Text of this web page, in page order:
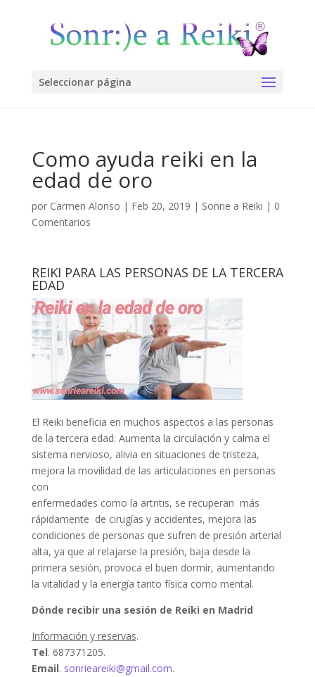
Seleccionar página
Como ayuda reiki en la
edad de oro
por Carmen Alonso | Feb 20, 2019 | Sonrie a Reiki | 0
Comentarios
REIKI PARA LAS PERSONAS DE LA TERCERA
EDAD
El Reiki beneficia en muchos aspectos a las personas
de la tercera edad: Aumenta la circulación y calma el
sistema nervioso, alivia en situaciones de tristeza,
mejora la movilidad de las articulaciones en personas
con
enfermedades como la artritis, se recuperan más
rápidamente de cirugías y accidentes, mejora las
condiciones de personas que sufren de presión arterial
alta, ya que al relajarse la presión, baja desde la
primera sesión, provoca el buen dormir, aumentando
la vitalidad y la energía tanto física como mental.
Dónde recibir una sesión de Reiki en Madrid
Información y reservas.
Tel. 687371205.
Email. sonrieareiki@gmail.com.